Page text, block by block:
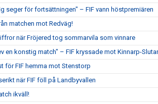
seger för fortsättningen" – FIF vann höstpremiären
matchen mot Redväg!
när Fröjered tog sommarvila som vinnare
en konstig match" – FIF kryssade mot Kinnarp-
för FIF hemma mot Stenstorp
när FIF föll på Landbyvallen
ikväll!